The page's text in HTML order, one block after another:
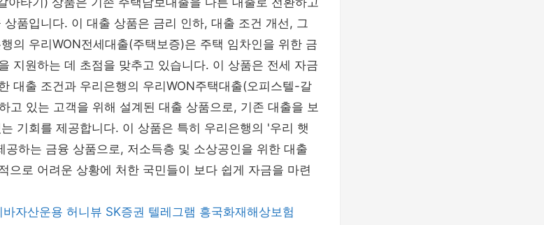
품입니다. 이 대출 상품은 금리 인하, 대출 조건 개선, 그
의 우리WON전세대출(주택보증)은 주택 임차인을 위한 금
지원하는 데 초점을 맞추고 있습니다. 이 상품은 전세 자금
대출 조건과 우리은행의 우리WON주택대출(오피스텔-갈
고 있는 고객을 위해 설계된 대출 상품으로, 기존 대출을 보
기회를 제공합니다. 이 상품은 특히 우리은행의 '우리 햇
하는 금융 상품으로, 저소득층 및 소상공인을 위한 대출
으로 어려운 상황에 처한 국민들이 보다 쉽게 자금을 마련
자산운용 허니뷰 SK증권 텔레그램 흥국화재해상보험